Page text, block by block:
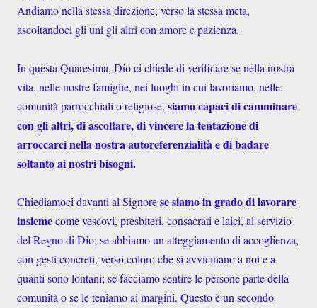
Andiamo nella stessa direzione, verso la stessa meta,
ascoltandoci gli uni gli altri con amore e pazienza.
In questa Quaresima, Dio ci chiede di verificare se nella nostra
vita, nelle nostre famiglie, nei luoghi in cui lavoriamo, nelle
comunità parrocchiali o religiose, siamo capaci di camminare
con gli altri, di ascoltare, di vincere la tentazione di
arroccarci nella nostra autoreferenzialità e di badare
soltanto ai nostri bisogni.
Chiediamoci davanti al Signorese siamo in grado di lavorare
insiemecome vescovi, presbiteri, consacrati e laici, al servizio
del Regno di Dio; se abbiamo un atteggiamento di accoglienza,
con gesti concreti, verso coloro che si avvicinano a noi e a
quanti sono lontani; se facciamo sentire le persone parte della
comunità o se le teniamo ai margini. Questo è un secondo